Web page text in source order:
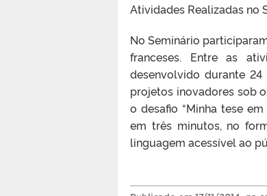
Atividades Realizadas no
No Seminário
franceses. Entre as
desenvolvido durante
projetos inovadores sob
o desafio “Minha tese
em três minutos, no
linguagem acessível ao